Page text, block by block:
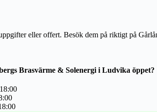
eller offert. Besök dem på riktigt på
Brasvärme & Solenergi i Ludvika öppet?